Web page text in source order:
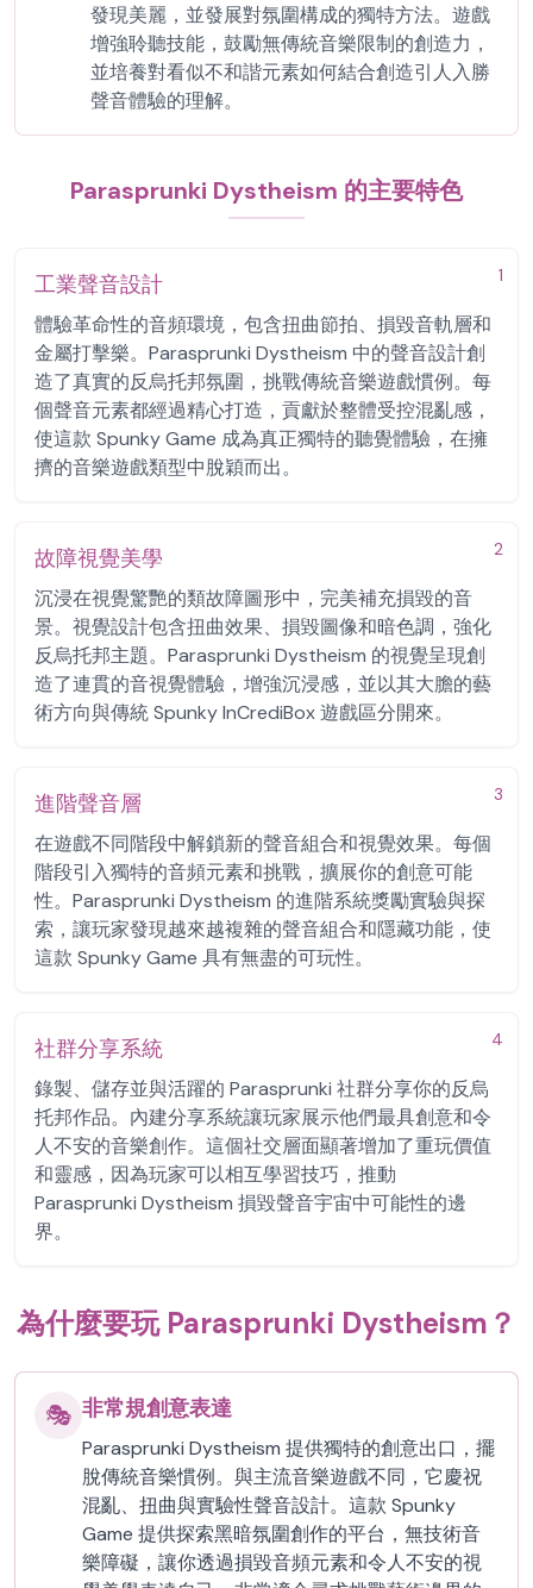
發現美麗，並發展對氛圍構成的獨特方法。遊戲
增強聆聽技能，鼓勵無傳統音樂限制的創造力，
並培養對看似不和諧元素如何結合創造引人入勝
聲音體驗的理解。
Parasprunki Dystheism 的主要特色
1
工業聲音設計
體驗革命性的音頻環境，包含扭曲節拍、損毀音軌層和
金屬打擊樂。Parasprunki Dystheism 中的聲音設計創
造了真實的反烏托邦氛圍，挑戰傳統音樂遊戲慣例。每
個聲音元素都經過精心打造，貢獻於整體受控混亂感，
使這款 Spunky Game 成為真正獨特的聽覺體驗，在擁
擠的音樂遊戲類型中脫穎而出。
2
故障視覺美學
沉浸在視覺驚艷的類故障圖形中，完美補充損毀的音
景。視覺設計包含扭曲效果、損毀圖像和暗色調，強化
反烏托邦主題。Parasprunki Dystheism 的視覺呈現創
造了連貫的音視覺體驗，增強沉浸感，並以其大膽的藝
術方向與傳統 Spunky InCrediBox 遊戲區分開來。
3
進階聲音層
在遊戲不同階段中解鎖新的聲音組合和視覺效果。每個
階段引入獨特的音頻元素和挑戰，擴展你的創意可能
性。Parasprunki Dystheism 的進階系統獎勵實驗與探
索，讓玩家發現越來越複雜的聲音組合和隱藏功能，使
這款 Spunky Game 具有無盡的可玩性。
4
社群分享系統
錄製、儲存並與活躍的 Parasprunki 社群分享你的反烏
托邦作品。內建分享系統讓玩家展示他們最具創意和令
人不安的音樂創作。這個社交層面顯著增加了重玩價值
和靈感，因為玩家可以相互學習技巧，推動
Parasprunki Dystheism 損毀聲音宇宙中可能性的邊
界。
為什麼要玩 Parasprunki Dystheism？
🎭 非常規創意表達
Parasprunki Dystheism 提供獨特的創意出口，擺
脫傳統音樂慣例。與主流音樂遊戲不同，它慶祝
混亂、扭曲與實驗性聲音設計。這款 Spunky
Game 提供探索黑暗氛圍創作的平台，無技術音
樂障礙，讓你透過損毀音頻元素和令人不安的視